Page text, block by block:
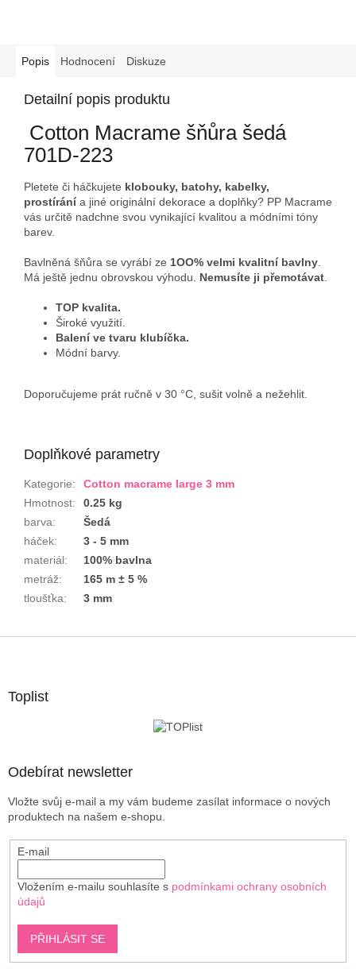
Popis Hodnocení Diskuze
Detailní popis produktu
Cotton Macrame šňůra šedá
701D-223
Pletete či háčkujete klobouky, batohy, kabelky,
prostírání a jiné originální dekorace a doplňky? PP Macrame
vás určitě nadchne svou vynikající kvalitou a módními tóny
barev.
Bavlněná šňůra se vyrábí ze 1OO% velmi kvalitní bavlny.
Má ještě jednu obrovskou výhodu. Nemusíte ji přemotávat.
TOP kvalita.
Široké využití.
Balení ve tvaru klubíčka.
Módní barvy.
Doporučujeme prát ručně v 30 °C, sušit volně a nežehlit.
Doplňkové parametry
Kategorie:
Cotton macrame large 3 mm
Hmotnost:
0.25 kg
barva:
Šedá
háček:
3 - 5 mm
materiál:
100% bavlna
metráž:
165 m ± 5 %
tloušťka: 3 mm
Toplist
Odebírat newsletter
Vložte svůj e-mail a my vám budeme zasílat informace o nových
produktech na našem e-shopu.
E-mail
Vložením e-mailu souhlasíte s podmínkami ochrany osobních
údajů
PŘIHLÁSIT SE